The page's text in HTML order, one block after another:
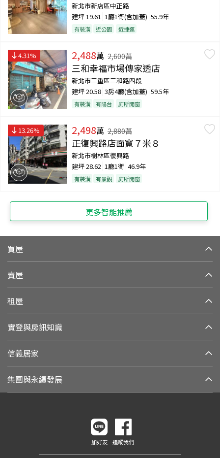
新北市新店區中正路
建坪 19.61 1廳1衛(含加蓋) 55.9年
有裝潢 近公園 近捷運
4.31% 2,488萬 2,600萬
三和幸福市場傳家透店
新北市三重區三和路四段
建坪20.58 3房4廳(含加蓋) 59.5年
有裝潢 有陽台 廁所開窗
13.26% 2,498萬 2,880萬
正復興路店面寬７米８
新北市樹林區復興路
建坪28.62 1廳1衛 46.9年
有裝潢 有景觀 廁所開窗
更多智能推薦
買屋
賣屋
租屋
實登與房訊知識
信義居家
集團與永續發展
加好友 追蹤我們